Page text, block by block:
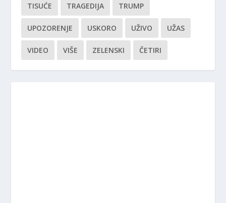
TISUĆE TRAGEDIJA TRUMP
UPOZORENJE USKORO UŽIVO UŽAS
VIDEO VIŠE ZELENSKI ČETIRI